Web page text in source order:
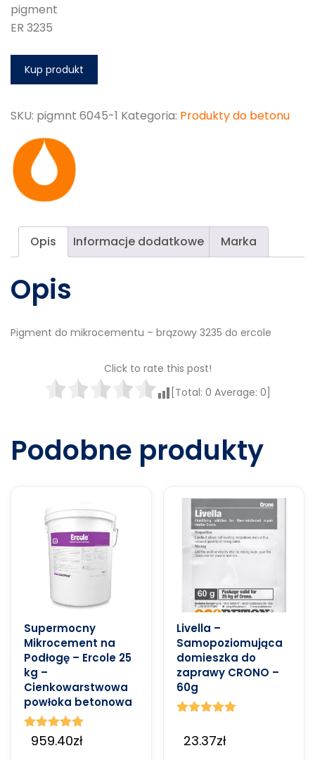
pigment
ER 3235
Kup produkt
SKU: pigmnt 6045-1 Kategoria: Produkty do betonu
Opis Informacje dodatkowe Marka
Opis
Pigment do mikrocementu – brązowy 3235 do ercole
Click to rate this post!
[Total: 0 Average: 0]
Podobne produkty
Supermocny
Mikrocement na
Podłogę – Ercole 25
kg –
Cienkowarstwowa
powłoka betonowa
Oceniono
5.00
959.40zł
Livella –
Samopoziomująca
domieszka do
zaprawy CRONO –
60g
5.00
na 5
23.37zł